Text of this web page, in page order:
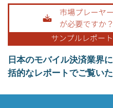
日本のモバイル決済業界
括的なレポートでご覧い